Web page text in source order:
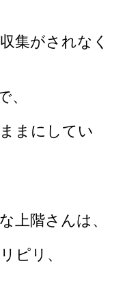
集がされなく
、
まにしてい
上階さんは、
ピリ、